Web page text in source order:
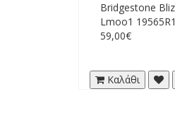
Bridgestone
Lmoo1
59,00€
Καλάθι